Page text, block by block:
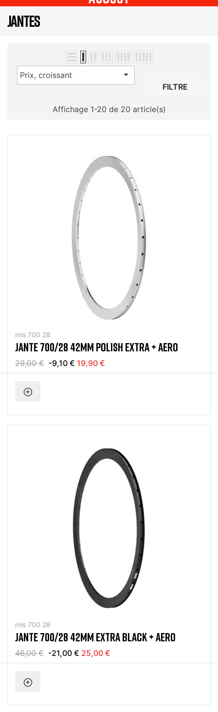
JANTES
Prix, croissant 
FILTRE
Affichage 1-20 de 20 article(s)
mis 700 28
JANTE 700/28 42MM POLISH EXTRA + AERO
29,00 € -9,10 € 19,90 €
mis 700 28
JANTE 700/28 42MM EXTRA BLACK + AERO
46,00 € -21,00 € 25,00 €